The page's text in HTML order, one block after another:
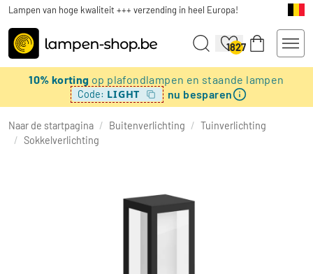
Lampen van hoge kwaliteit +++ verzending in heel Europa!
1827
10% korting op plafondlampen en staande lampen
Code: LIGHT nu besparen
Naar de startpagina / Buitenverlichting / Tuinverlichting
/ Sokkelverlichting